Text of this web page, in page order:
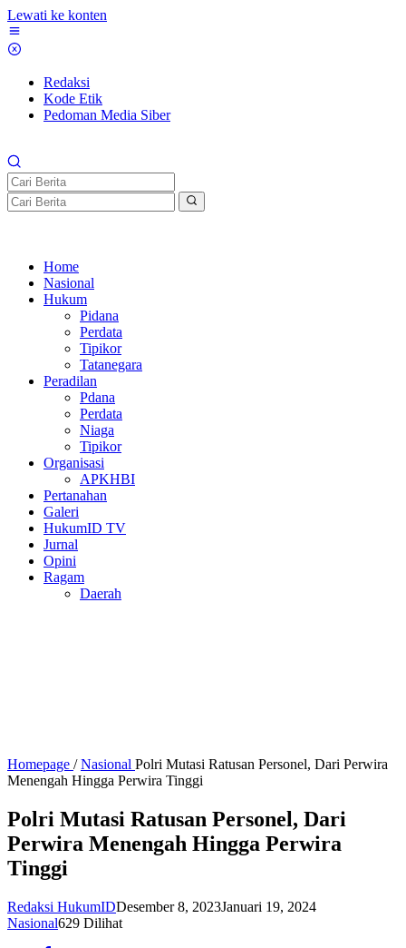
Lewati ke konten
Redaksi
Kode Etik
Pedoman Media Siber
Home
Nasional
Hukum
Pidana
Perdata
Tipikor
Tatanegara
Peradilan
Pdana
Perdata
Niaga
Tipikor
Organisasi
APKHBI
Pertanahan
Galeri
HukumID TV
Jurnal
Opini
Ragam
Daerah
Homepage / Nasional Polri Mutasi Ratusan Personel, Dari Perwira
Menengah Hingga Perwira Tinggi
Polri Mutasi Ratusan Personel, Dari
Perwira Menengah Hingga Perwira
Tinggi
Redaksi HukumIDDesember 8, 2023Januari 19, 2024
Nasional629 Dilihat